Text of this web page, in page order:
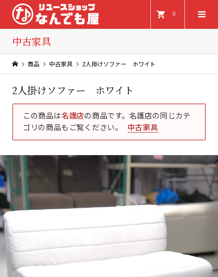
0
中古家具
商品 中古家具 2人掛けソファー ホワイト
2人掛けソファー ホワイト
この商品は名護店の商品です。名護店の同じカテ
ゴリの商品もご覧ください。
中古家具